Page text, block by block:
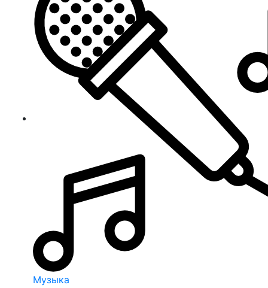
Музыка